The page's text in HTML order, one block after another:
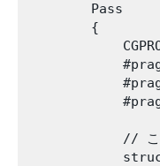
        Pass
        {
// こ